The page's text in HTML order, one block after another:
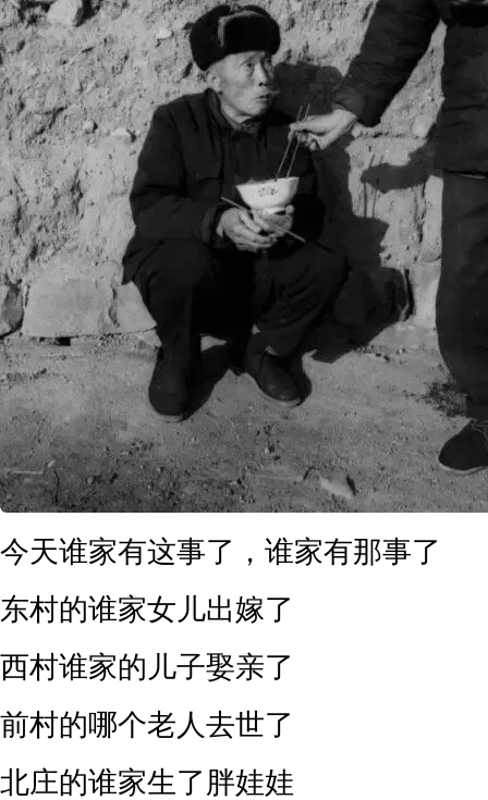
今天谁家有这事了，谁家有那事了
东村的谁家女儿出嫁了
西村谁家的儿子娶亲了
前村的哪个老人去世了
北庄的谁家生了胖娃娃